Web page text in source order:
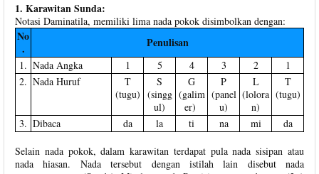
1. Karawitan Sunda:
Notasi Daminatila, memiliki lima nada pokok disimbolkan dengan:
No
.
Penulisan
1. Nada Angka 1 5 4 3 2
1
2. Nada Huruf
T
(tugu)
S
(singg
ul)
G
(galim
er)
P
(panel
u)
L
(lolora
n)
T
(tugu)
3. Dibaca da la ti na mi da
Selain nada pokok, dalam karawitan terdapat pula nada sisipan atau
nada hiasan. Nada tersebut dengan istilah lain disebut nada